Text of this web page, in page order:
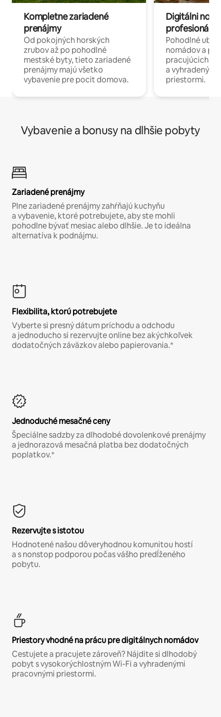
Kompletne zariadené
prenájmy
Od pokojných horských
zrubov až po pohodlné
mestské byty, tieto zariadené
prenájmy majú všetko
vybavenie pre pocit domova.
Digitálni
profesionáli
Pohodlné
nomádov a
pracujúcich
a
priestormi.
Vybavenie a bonusy na dlhšie pobyty
Zariadené prenájmy
Plne zariadené prenájmy zahŕňajú kuchyňu
a vybavenie, ktoré potrebujete, aby ste mohli
pohodlne bývať mesiac alebo dlhšie. Je to ideálna
alternatíva k podnájmu.
Flexibilita, ktorú potrebujete
Vyberte si presný dátum príchodu a odchodu
a jednoducho si rezervujte online bez akýchkoľvek
dodatočných záväzkov alebo papierovania.*
Jednoduché mesačné ceny
Špeciálne sadzby za dlhodobé dovolenkové prenájmy
a jednorazová mesačná platba bez dodatočných
poplatkov.*
Rezervujte s istotou
Hodnotené našou dôveryhodnou komunitou hostí
a s nonstop podporou počas vášho predĺženého
pobytu.
Priestory vhodné na prácu pre digitálnych nomádov
Cestujete a pracujete zároveň? Nájdite si dlhodobý
pobyt s vysokorýchlostným Wi-Fi a vyhradenými
pracovnými priestormi.